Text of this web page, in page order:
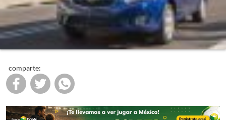
comparte: